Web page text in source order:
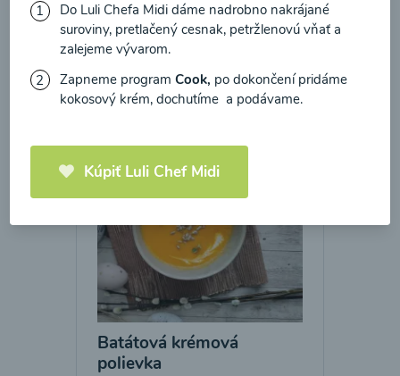
Polievky mixované
Batátová krémová
polievka
Do Luli Chefa Midi dáme nadrobno nakrájané
suroviny, pretlačený cesnak, petržlenovú vňať a
zalejeme vývarom.
Zapneme programCook, po dokončení pridáme
kokosový krém, dochutíme a podávame.
Kúpiť Luli Chef Midi